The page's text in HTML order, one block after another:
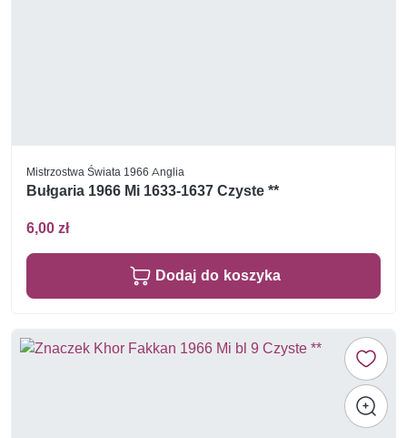
Mistrzostwa Świata 1966 Anglia
Bułgaria 1966 Mi 1633-1637 Czyste **
6,00 zł
Dodaj do koszyka